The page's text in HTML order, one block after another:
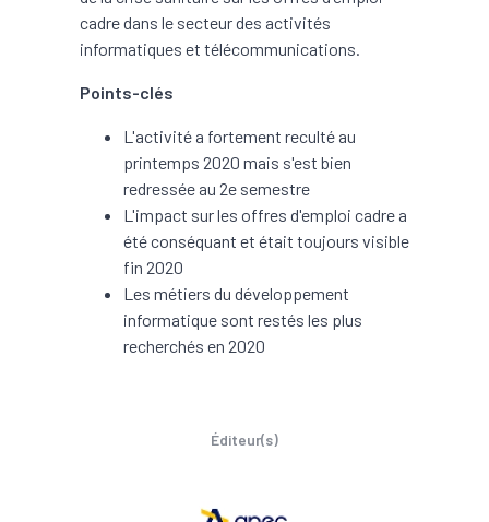
cadre dans le secteur des activités
informatiques et télécommunications.
Points-clés
L'activité a fortement reculté au
printemps 2020 mais s'est bien
redressée au 2e semestre
L'impact sur les offres d'emploi cadre a
été conséquant et était toujours visible
fin 2020
Les métiers du développement
informatique sont restés les plus
recherchés en 2020
Éditeur(s)